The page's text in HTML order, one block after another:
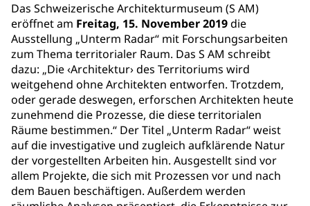
Das Schweizerische Architekturmuseum (S AM)
eröffnet am Freitag, 15. November 2019die
Ausstellung „Unterm Radar“ mit Forschungsarbeiten
zum Thema territorialer Raum. Das S AM schreibt
dazu: „Die ‹Architektur› des Territoriums wird
weitgehend ohne Architekten entworfen. Trotzdem,
oder gerade deswegen, erforschen Architekten heute
zunehmend die Prozesse, die diese territorialen
Räume bestimmen.“ Der Titel „Unterm Radar“ weist
auf die investigative und zugleich aufklärende Natur
der vorgestellten Arbeiten hin. Ausgestellt sind vor
allem Projekte, die sich mit Prozessen vor und nach
dem Bauen beschäftigen. Außerdem werden